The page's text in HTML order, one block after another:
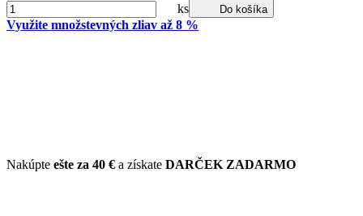
ks Do košíka
Využite množstevných zliav až 8 %
Nakúpte ešte za 40 € a získate DARČEK ZADARMO